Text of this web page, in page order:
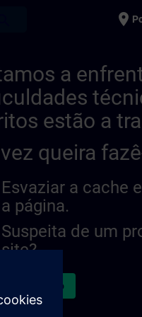
place
a
estão a
queira
Esvaziar a cache
a página.
Suspeita de um
site?
a questão